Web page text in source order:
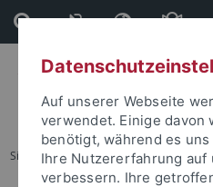
Direkt
zum
Inhalt
Direkt
zur
Fußleiste
Sie sind hier: Startseite
Auf unserer Webseite
verwendet. Einige davon
benötigt, während es
Ihre Nutzererfahrung auf
verbessern. Ihre